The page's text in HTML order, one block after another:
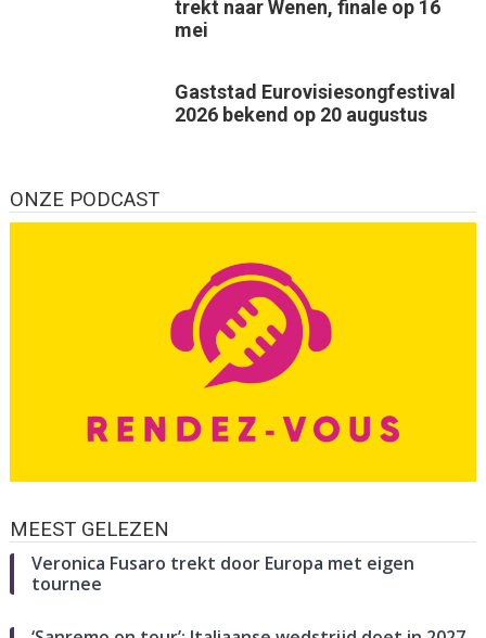
trekt naar Wenen, finale op 16
mei
Gaststad Eurovisiesongfestival
2026 bekend op 20 augustus
ONZE PODCAST
MEEST GELEZEN
Veronica Fusaro trekt door Europa met eigen
tournee